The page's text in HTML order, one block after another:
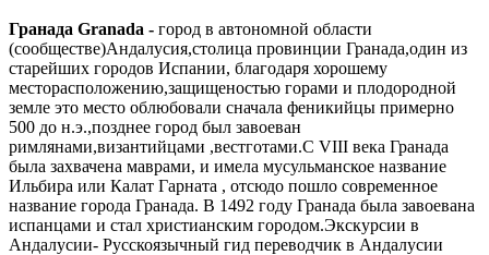
Гранада Granada - город в автономной области
(сообществе)Андалусия,cтолица провинции Гранада,один из
старейших городов Испании, благодаря хорошему
месторасположению,защищеностью горами и плодородной
земле это место облюбовали сначала феникийцы примерно
500 до н.э.,позднее город был завоеван
римлянами,византийцами ,вестготами.С VIII века Гранада
была захвачена маврами, и имела мусульманское название
Ильбира или Калат Гарната , отсюдо пошло современное
название города Гранада. В 1492 году Гранада была завоевана
испанцами и стал христианским городом.Экскурсии в
Андалусии- Русскоязычный гид переводчик в Андалусии